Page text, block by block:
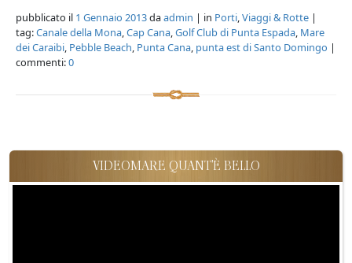
pubblicato il 1 Gennaio 2013daadmin | in Porti,Viaggi & Rotte |
tag:Canale della Mona,Cap Cana,Golf Club di Punta Espada, Mare
dei Caraibi, Pebble Beach, Punta Cana, punta est di Santo Domingo |
commenti:0
VIDEOMARE QUANT'È BELLO